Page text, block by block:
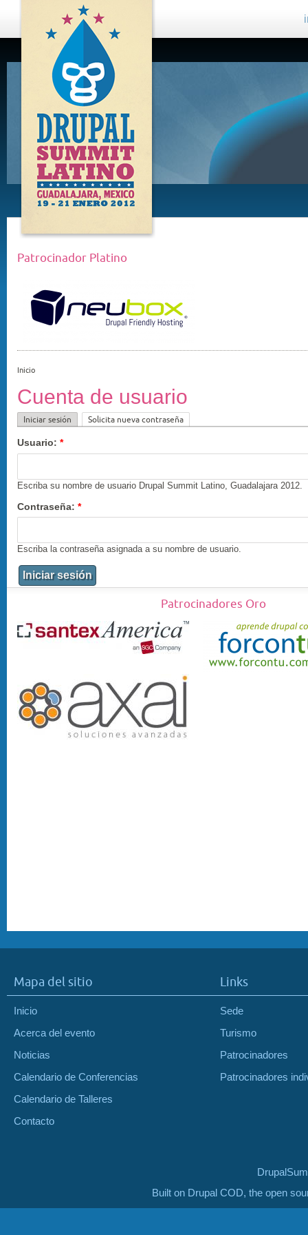
DRUPAL
SUMMIT
LATINO,
GUADALAJARA
2012
Patrocinador Platino
Inicio
Cuenta de usuario
Iniciar sesión Solicita nueva contraseña
Usuario: *
Escriba su nombre de usuario Drupal Summit Latino, Guadalajara 2012.
Contraseña: *
Escriba la contraseña asignada a su nombre de usuario.
Patrocinadores Oro
Mapa del sitio
Inicio
Acerca del evento
Noticias
Calendario de Conferencias
Calendario de Talleres
Contacto
Links
Sede
Turismo
Patrocinadores
Patrocinadores
Built on Drupal COD, the open